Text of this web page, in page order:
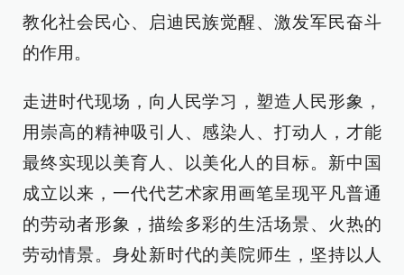
教化社会民心、启迪民族觉醒、激发军民奋斗
的作用。
走进时代现场，向人民学习，塑造人民形象，
用崇高的精神吸引人、感染人、打动人，才能
最终实现以美育人、以美化人的目标。新中国
成立以来，一代代艺术家用画笔呈现平凡普通
的劳动者形象，描绘多彩的生活场景、火热的
劳动情景。身处新时代的美院师生，坚持以人